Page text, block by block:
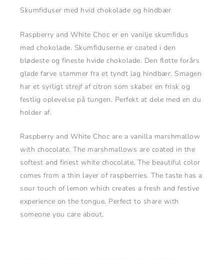
Skumfiduser med hvid chokolade og hindbær
Raspberry and White Choc er en vanilje skumfidus
med chokolade. Skumfiduserne er coated i den
blødeste og fineste hvide chokolade. Den flotte forårs
glade farve stammer fra et tyndt lag hindbær. Smagen
har et syrligt strejf af citron som skaber en frisk og
festlig oplevelse på tungen. Perfekt at dele med en du
holder af.
Raspberry and White Choc are a vanilla marshmallow
with chocolate. The marshmallows are coated in the
softest and finest white chocolate. The beautiful color
comes from a thin layer of raspberries. The taste has a
sour touch of lemon which creates a fresh and festive
experience on the tongue. Perfect to share with
someone you care about.